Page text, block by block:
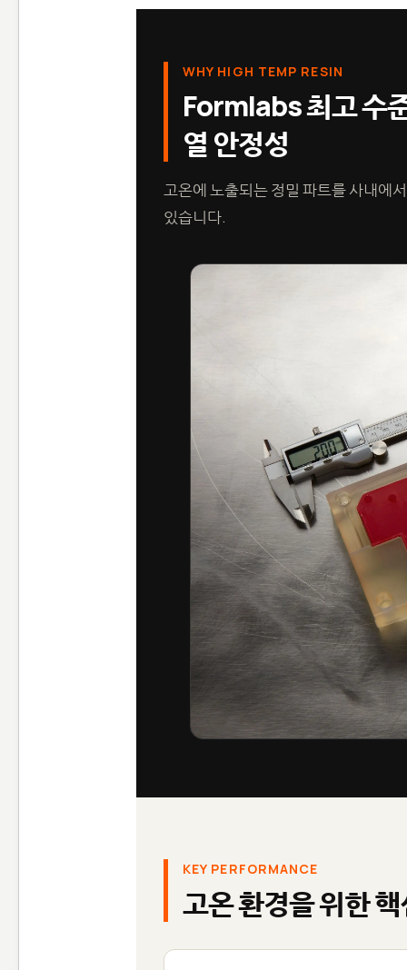
WHY HIGH TEMP RESIN
Formlabs 최고 수
열 안정성
고온에 노출되는 정밀 파트를 사내에
있습니다.
KEY PERFORMANCE
고온 환경을 위한